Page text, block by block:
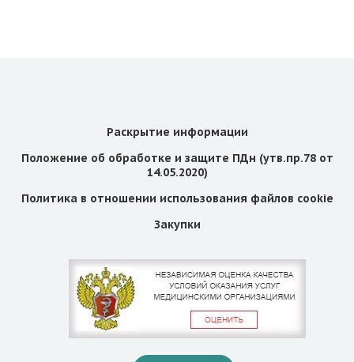
Раскрытие информации
Положение об обработке и защите ПДн (утв.пр.78 от
14.05.2020)
Политика в отношении использования файлов cookie
Закупки